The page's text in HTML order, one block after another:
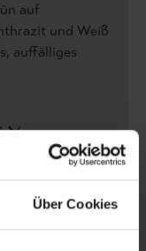
Über Cookies
auf
und Weiß
auffälliges